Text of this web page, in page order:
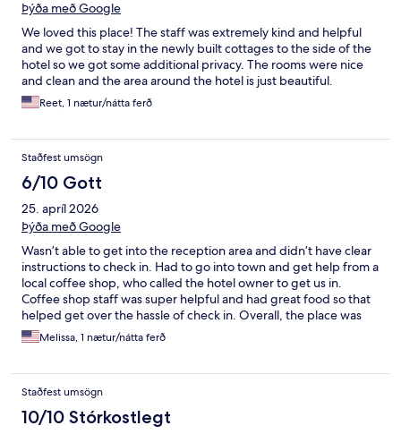
Þýða með Google
We loved this place! The staff was extremely kind and helpful
and we got to stay in the newly built cottages to the side of the
hotel so we got some additional privacy. The rooms were nice
and clean and the area around the hotel is just beautiful.
Reet, 1 nætur/nátta ferð
Staðfest umsögn
6/10 Gott
25. apríl 2026
Þýða með Google
Wasn’t able to get into the reception area and didn’t have clear
instructions to check in. Had to go into town and get help from a
local coffee shop, who called the hotel owner to get us in.
Coffee shop staff was super helpful and had great food so that
helped get over the hassle of check in. Overall, the place was
quiet, in a great location, and had what we needed.
Melissa, 1 nætur/nátta ferð
Staðfest umsögn
10/10 Stórkostlegt